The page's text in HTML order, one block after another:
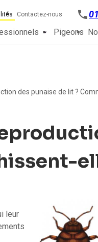
Contactez-nous phone
Pigeons
des punaise de lit ?
leur